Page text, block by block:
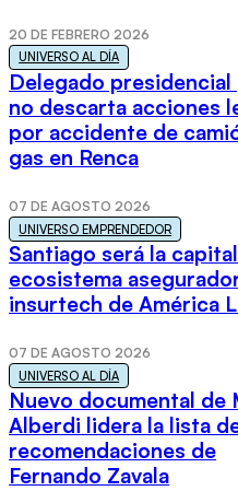
20 DE FEBRERO 2026
UNIVERSO AL DÍA
Delegado presidencial
no descarta acciones
por accidente de
gas en Renca
07 DE AGOSTO 2026
UNIVERSO EMPRENDEDOR
Santiago será la
ecosistema
insurtech de América
07 DE AGOSTO 2026
UNIVERSO AL DÍA
Nuevo documental de
Alberdi lidera la lista
recomendaciones de
Fernando Zavala